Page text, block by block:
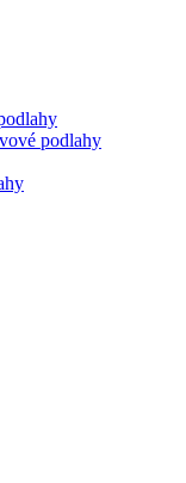
podlahy